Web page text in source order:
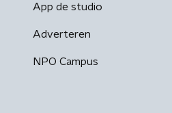
App de studio
Adverteren
NPO Campus